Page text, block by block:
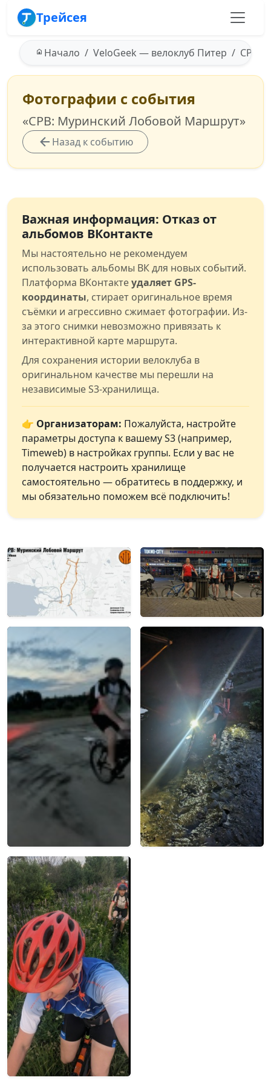
Трейсея
Начало VeloGeek — велоклуб Питер СРВ:
Фотографии с события
«СРВ: Муринский Лобовой Маршрут»
Назад к событию
Важная информация: Отказ от
альбомов ВКонтакте
Мы настоятельно не рекомендуем
использовать альбомы ВК для новых событий.
Платформа ВКонтактеудаляет GPS-
координаты, стирает оригинальное время
съёмки и агрессивно сжимает фотографии. Из-
за этого снимки невозможно привязать к
интерактивной карте маршрута.
Для сохранения истории велоклуба в
оригинальном качестве мы перешли на
независимые S3-хранилища.
👉 Организаторам: Пожалуйста, настройте
параметры доступа к вашему S3 (например,
Timeweb) в настройках группы. Если у вас не
получается настроить хранилище
самостоятельно — обратитесь в поддержку, и
мы обязательно поможем всё подключить!